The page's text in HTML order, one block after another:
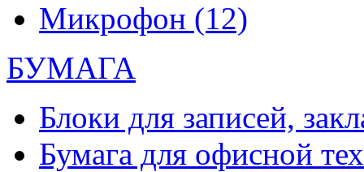
Микрофон (12)
БУМАГА
Блоки для записей,
Бумага для офисной